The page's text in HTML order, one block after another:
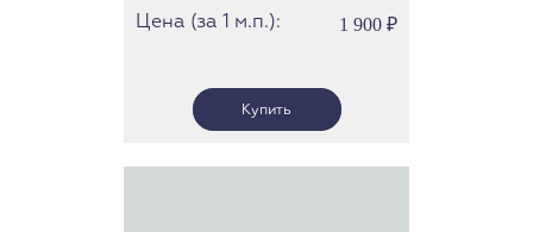
(роликовые бегунки) (Трек
33)
Цена (за 1 м.п.): 1 900 ₽